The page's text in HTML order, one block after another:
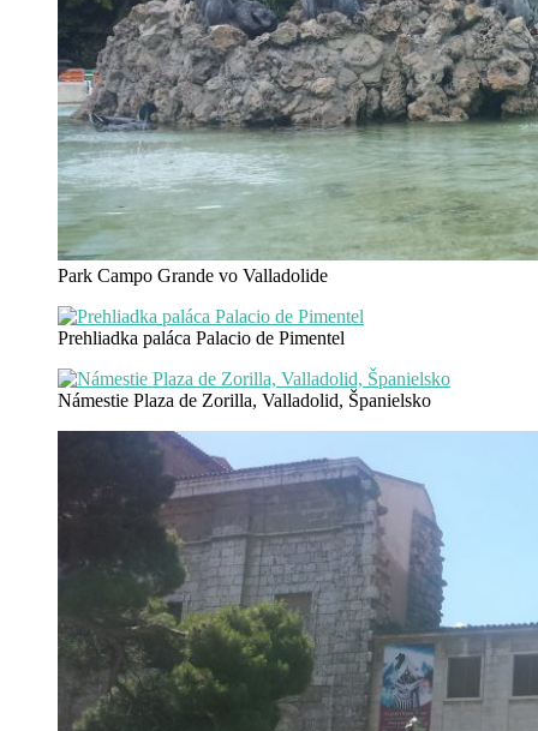
Park Campo Grande vo Valladolide
Prehliadka paláca Palacio de Pimentel
Námestie Plaza de Zorilla, Valladolid, Španielsko